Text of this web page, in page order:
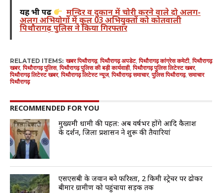
यह भी पढ़ें मन्दिर व दुकान में चोरी करने वाले दो अलग-
अलग अभियोगों में कुल 03 अभियुक्तों को कोतवाली
पिथौरागढ़ पुलिस ने किया गिरफ्तार
RELATED ITEMS: खबर पिथौरागढ़,पिथौरागढ़ अपडेट,पिथौरागढ़ कांग्रेस कमेटी,पिथौरागढ़
खबर,पिथौरागढ़ पुलिस,पिथौरागढ़ पुलिस की बड़ी कार्यवाही,पिथौरागढ़ पुलिस लिटेस्ट खबर,
पिथौरागढ़ लिटेस्ट खबर,पिथौरागढ़ लिटेस्ट न्यूज,पिथौरागढ़ समाचार,पुलिस पिथौरागढ़,समाचार
पिथौरागढ़
RECOMMENDED FOR YOU
मुख्यमंत्री धामी की पहल: अब वर्षभर होंगे आदि कैलाश
के दर्शन, जिला प्रशासन ने शुरू की तैयारियां
एसएसबी के जवान बने फरिश्ता, 2 किमी स्ट्रेचर पर ढोकर
बीमार ग्रामीण को पहुंचाया सड़क तक